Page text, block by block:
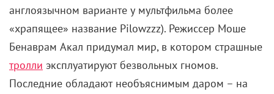
англоязычном варианте у мультфильма более
«храпящее» название Pilowzzz). Режиссер Моше
Бенаврам Акал придумал мир, в котором страшные
тролли эксплуатируют безвольных гномов.
Последние обладают необъяснимым даром – на